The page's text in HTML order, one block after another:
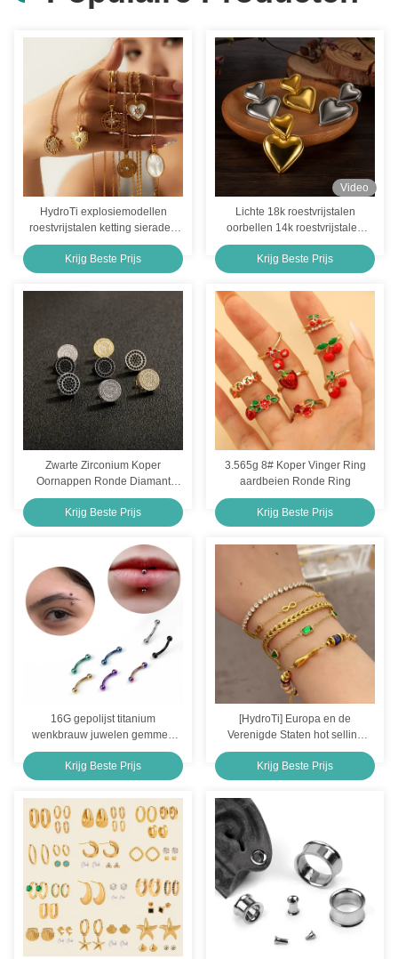
Dubbele lagen titanium neussieraden oorbel piercing neusring goud F136 scharnierende segment
Zirkonolie 316l roestvrij staal body piercing juwelen buikknop ringen 12mm
14G 10mm Chirurgisch Staal Lichaam Piercing Sieraden Buik Knop Sieraden
Platte Achterkant Roestvrijstalen Lichaamssieraden Bloem Zirkoon Roestvrijstalen Oorstud 8MM
Vrouwen roestvrij staal body piercing sieraden Zircon Septum Clicker Hoop ODM
10mm 12mm RVS Body Piercing Sieraden Unisex Chirurgisch Staal Navelringen
10mm 12mm RVS Lichaamssieraden Rhinestone Navel Piercing Sieraden
Stud RVS Body Piercing Sieraden 8mm oor piercing sieraden met Kristal
18K Gouden Stalen Body Sieraden Stud Oorbellen 1.0 X 8mm Oor Piercing Sieraden Voor Vrouwen
Belly Button Rings Implant Grade Titanium Piercing Jewelry Wholesale
Custom logo 18k goud roestvrij staal ketting mannen sieraden kruis hanger kettingen
HydroTi explosiemodellen
roestvrijstalen ketting sieraden
Europa en de Verenigde Staten
mode INS titanium stalen
sleutelbeenketting verguld 18k
goud verliest geen kleur
Krijg Beste Prijs
Video
Lichte 18k roestvrijstalen
oorbellen 14k roestvrijstalen
vergulde oorbellen
Krijg Beste Prijs
Zwarte Zirconium Koper
Oornappen Ronde Diamant
Oornappen 3,5g
Krijg Beste Prijs
3.565g 8# Koper Vinger Ring
aardbeien Ronde Ring
Krijg Beste Prijs
16G gepolijst titanium
wenkbrauw juwelen gemmed
rail wenkbrauw clicker
Krijg Beste Prijs
[HydroTi] Europa en de
Verenigde Staten hot selling
18K verguld roestvrij staal
zircon armband senior sense
ins open armband titanium staal
grensoverschrijdende armband
Krijg Beste Prijs